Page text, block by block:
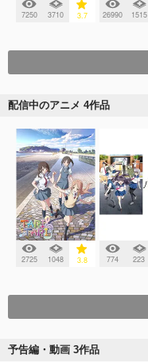
7250 3710 3.7 26990 1515
配信中のアニメ 4作品
2725 1048 3.8 774 223
予告編・動画 3作品